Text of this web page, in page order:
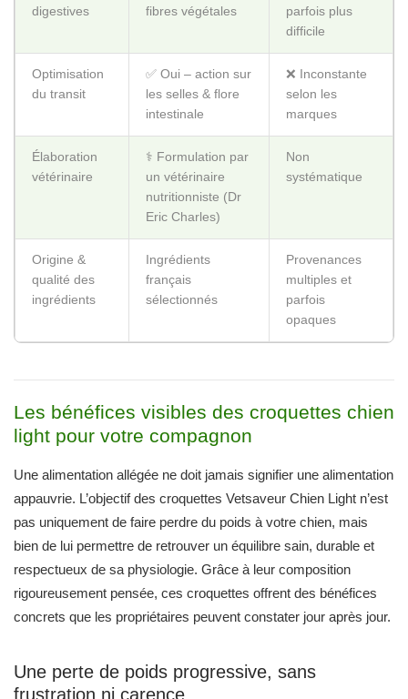
digestives
fibres végétales
parfois plus
difficile
Optimisation
du transit
✅ Oui – action sur
les selles & flore
intestinale
❌ Inconstante
selon les
marques
Élaboration
vétérinaire
‍⚕️ Formulation par
un vétérinaire
nutritionniste (Dr
Eric Charles)
Non
systématique
Origine &
qualité des
ingrédients
Ingrédients
français
sélectionnés
Provenances
multiples et
parfois
opaques
Les bénéfices visibles des croquettes chien
light pour votre compagnon
Une alimentation allégée ne doit jamais signifier une alimentation
appauvrie. L’objectif des croquettes Vetsaveur Chien Light n’est
pas uniquement de faire perdre du poids à votre chien, mais
bien de lui permettre de retrouver un équilibre sain, durable et
respectueux de sa physiologie. Grâce à leur composition
rigoureusement pensée, ces croquettes offrent des bénéfices
concrets que les propriétaires peuvent constater jour après jour.
Une perte de poids progressive, sans
frustration ni carence